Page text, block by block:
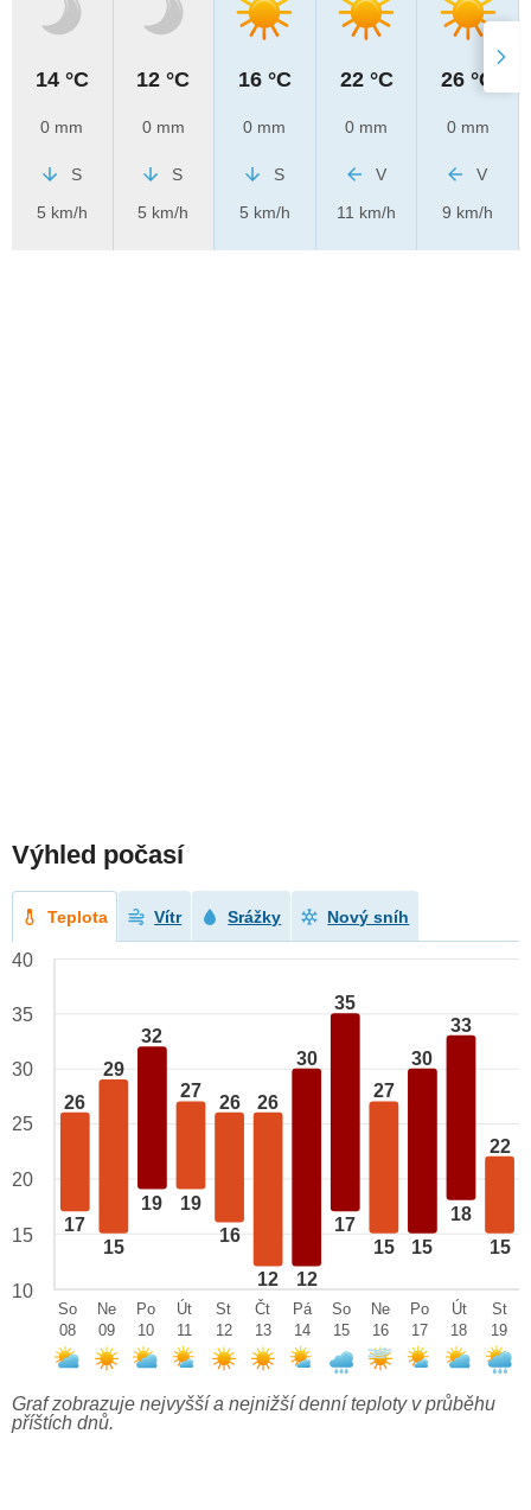
14 °C
0 mm
S
5 km/h
12 °C
0 mm
S
5 km/h
16 °C
0 mm
S
5 km/h
22 °C
0 mm
V
11 km/h
26 °C
0 mm
V
9 km/h
Výhled počasí
Teplota Vítr Srážky Nový sníh
26
17
29
15
32
19
27
19
26
16
26
12
30
12
35
17
27
15
30
15
33
18
22
15
40
35
30
25
20
15
10
So
08
Ne
09
Po
10
Út
11
St
12
Čt
13
Pá
14
So
15
Ne
16
Po
17
Út
18
St
19
Graf zobrazuje nejvyšší a nejnižší denní teploty v průběhu
příštích dnů.